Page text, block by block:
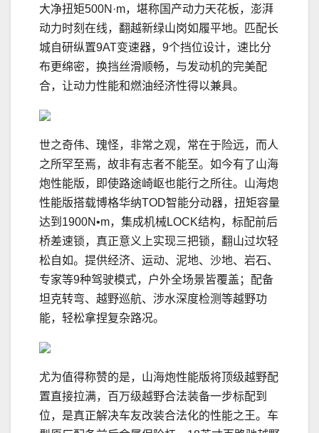
大净扭矩500N·m，堪称国产动力天花板，澎湃
动力时刻在线，翻越新绿山岗如履平地。匹配长
城自研纵置9AT变速器，9个挡位设计，速比分
布更绵密，换挡丝滑顺畅，与发动机的完美配
合，让动力性能和燃油经济性得以兼具。
世之奇伟、瑰怪，非常之观，常在于险远，而人
之所罕至焉，故非有志者不能至。如今有了山海
炮性能版，即使路途崎岖也能行之所往。山海炮
性能版搭载博格华纳TOD智能分动器，扭矩容量
达到1900N•m，集成机械LOCK结构，标配前后
桥差速锁，真正意义上实现三把锁，翻山过坎轻
松自如。提供经济、运动、泥地、沙地、岩石、
专家等9种驾驶模式，户外全场景皆覆盖；配备
坦克转弯、越野巡航、涉水深度检测等越野功
能，轻松拿捏复杂路况。
尤为值得称赞的是，山海炮性能版将顶级越野配
置直接拉满，百万级越野合法装备一步标配到
位，是真正解决车友改装合法化的性能之王。车